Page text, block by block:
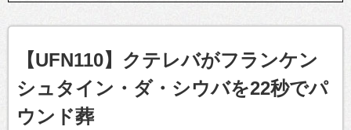
【UFN110】クテレバがフランケン
シュタイン・ダ・シウバを22秒でパ
ウンド葬